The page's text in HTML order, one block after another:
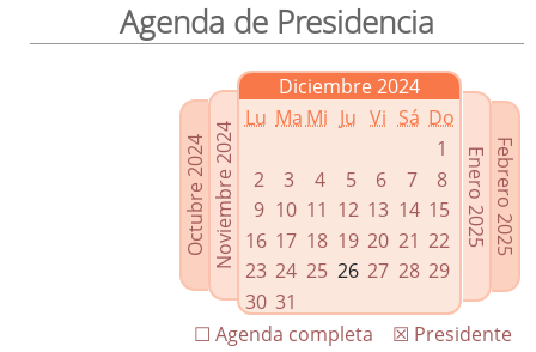
Presidencia
Enlaces relacionados
Agenda de Presidencia
Plenos provinciales y Juntas de gobierno
Oficina de Proyectos Europeos
Agenda de Presidencia
Octubre 2024Noviembre 2024
Diciembre 2024
Lu Ma Mi Ju Vi Sá Do
1
2
3 4 5 6 7
8
9 10 11 12 13 14 15
16 17 18 19 20 21 22
23 24 25 26 27 28 29
30 31
Febrero 2025
Enero 2025
☒ Presidente
☐ Agenda completa